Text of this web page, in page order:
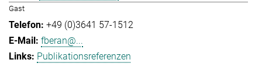
Gast
+49 (0)3641 57-1512
fberan@...
Publikationsreferenzen